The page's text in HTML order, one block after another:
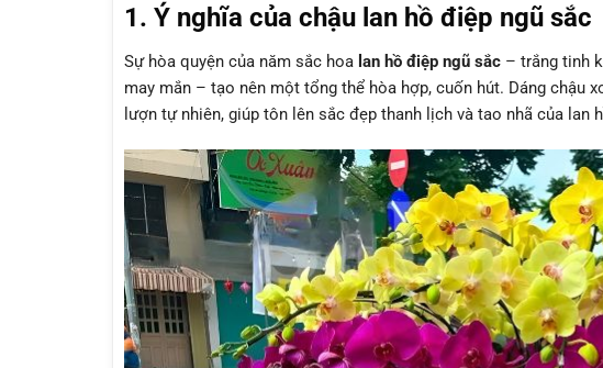
1. Ý nghĩa của chậu lan hồ điệp ngũ sắc
Sự hòa quyện của năm sắc hoa lan hồ điệp ngũ sắc – trắng tinh
may mắn – tạo nên một tổng thể hòa hợp, cuốn hút. Dáng chậu
lượn tự nhiên, giúp tôn lên sắc đẹp thanh lịch và tao nhã của lan